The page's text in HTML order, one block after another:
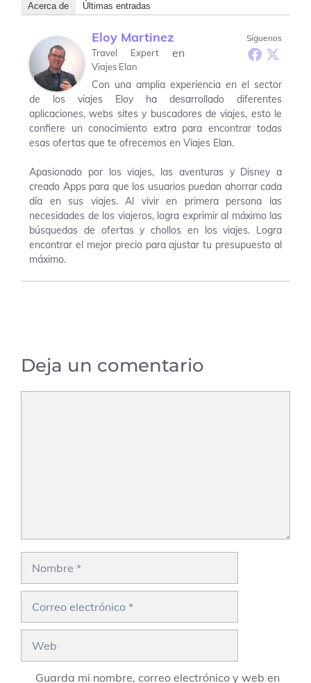
Acerca de Últimas entradas
Síguenos
Eloy Martinez
Travel Experten
Viajes Elan
Con una amplia experiencia en el sector
de los viajes Eloy ha desarrollado diferentes
aplicaciones, webs sites y buscadores de viajes, esto le
confiere un conocimiento extra para encontrar todas
esas ofertas que te ofrecemos en Viajes Elan.
Apasionado por los viajes, las aventuras y Disney a
creado Apps para que los usuarios puedan ahorrar cada
día en sus viajes. Al vivir en primera persona las
necesidades de los viajeros, logra exprimir al máximo las
búsquedas de ofertas y chollos en los viajes. Logra
encontrar el mejor precio para ajustar tu presupuesto al
máximo.
Deja un comentario
Guarda mi nombre, correo electrónico y web en